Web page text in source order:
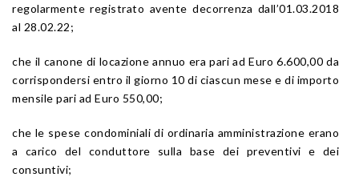
regolarmente registrato avente decorrenza dall’01.03.2018
al 28.02.22;
che il canone di locazione annuo era pari ad Euro 6.600,00 da
corrispondersi entro il giorno 10 di ciascun mese e di importo
mensile pari ad Euro 550,00;
che le spese condominiali di ordinaria amministrazione erano
a carico del conduttore sulla base dei preventivi e dei
consuntivi;